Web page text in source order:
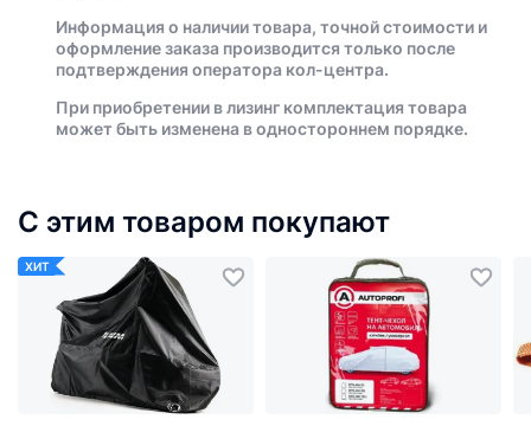
Информация о наличии товара, точной стоимости и
оформление заказа производится только после
подтверждения оператора кол-центра.
При приобретении в лизинг комплектация товара
может быть изменена в одностороннем порядке.
С этим товаром покупают
ХИТ